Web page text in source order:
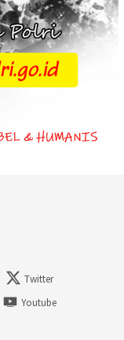
Twitter
Youtube